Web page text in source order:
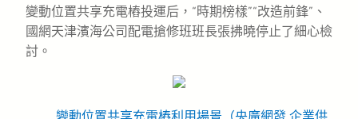
變動位置共享充電樁投運后，“時期榜樣”“改造前鋒”、
國網天津濱海公司配電搶修班班長張拂曉停止了細心檢
討。